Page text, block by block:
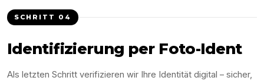
SCHRITT 04
Identifizierung per Foto-Ident
Als letzten Schritt verifizieren wir Ihre Identität digital – sicher,